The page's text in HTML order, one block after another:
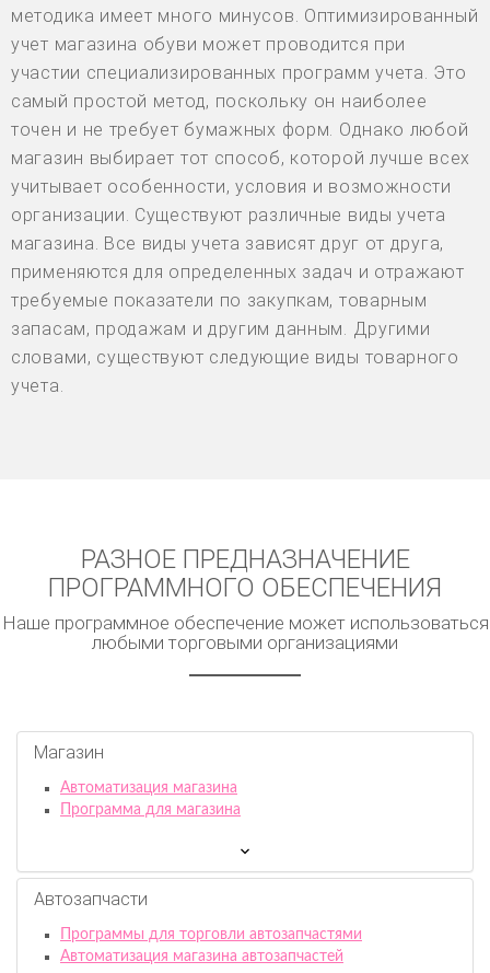
методика имеет много минусов. Оптимизированный
учет магазина обуви может проводится при
участии специализированных программ учета. Это
самый простой метод, поскольку он наиболее
точен и не требует бумажных форм. Однако любой
магазин выбирает тот способ, которой лучше всех
учитывает особенности, условия и возможности
организации. Существуют различные виды учета
магазина. Все виды учета зависят друг от друга,
применяются для определенных задач и отражают
требуемые показатели по закупкам, товарным
запасам, продажам и другим данным. Другими
словами, существуют следующие виды товарного
учета.
РАЗНОЕ ПРЕДНАЗНАЧЕНИЕ
ПРОГРАММНОГО ОБЕСПЕЧЕНИЯ
Наше программное обеспечение может использоваться
любыми торговыми организациями
Магазин
Автоматизация магазина
Программа для магазина
Автозапчасти
Программы для торговли автозапчастями
Автоматизация магазина автозапчастей